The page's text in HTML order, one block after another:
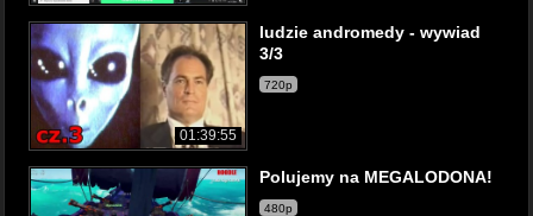
01:39:55
ludzie andromedy - wywiad
3/3
720p
Polujemy na MEGALODONA!
480p